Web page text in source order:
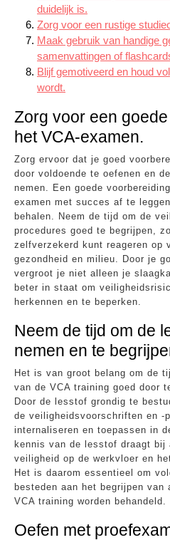
duidelijk is.
Zorg voor een rustige
Maak gebruik van handige
samenvattingen of
Blijf gemotiveerd en houd
wordt.
Zorg voor een
het VCA-examen.
Zorg ervoor dat je goed
door voldoende te oefenen en
nemen. Een goede
examen met succes af te
behalen. Neem de tijd om de
procedures goed te begrijpen,
zelfverzekerd kunt reageren op
gezondheid en milieu. Door je
vergroot je niet alleen je
beter in staat om
herkennen en te beperken.
Neem de tijd om de
nemen en te
Het is van groot belang om de
van de VCA training goed door
Door de lesstof grondig te
de veiligheidsvoorschriften en -
internaliseren en toepassen in
kennis van de lesstof draagt bij
veiligheid op de werkvloer en
Het is daarom essentieel om
besteden aan het begrijpen
VCA training worden behandeld.
Oefen met